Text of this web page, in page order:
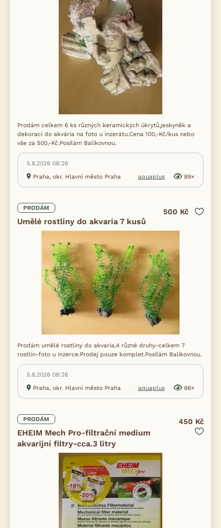
Prodám celkem 6 ks různých keramických úkrytů,jeskyněk a
dekorací do akvária na foto u inzerátu.Cena 100,-Kč/kus nebo
vše za 500,-Kč.Posílám Balíkovnou.
5.8.2026 08:26
Praha, okr. Hlavní město Praha
aquaplus 89×
PRODÁM
Umělé rostliny do akvaria 7 kusů
500 Kč
Prodám umělé rostliny do akvaria,4 různé druhy-celkem 7
rostlin-foto u inzerce.Prodej pouze komplet.Posílám Balikovnou.
5.8.2026 08:26
Praha, okr. Hlavní město Praha
aquaplus 86×
PRODÁM
EHEIM Mech Pro-filtrační medium
akvarijní filtry-cca.3 litry
450 Kč